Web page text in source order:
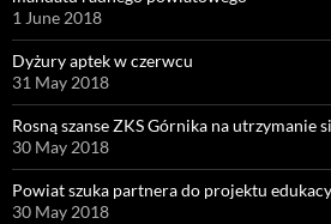
1 June 2018
Dyżury aptek w czerwcu
31 May 2018
Rosną szanse ZKS Górnika na utrzymanie
30 May 2018
Powiat szuka partnera do projektu
30 May 2018